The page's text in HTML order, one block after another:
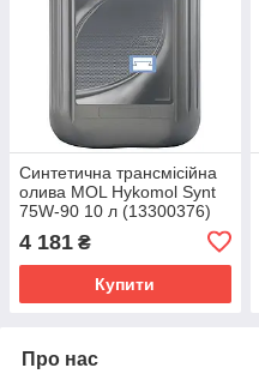
Синтетична трансмісійна
олива MOL Hykomol Synt
75W-90 10 л (13300376)
4 181 ₴
Купити
Про нас